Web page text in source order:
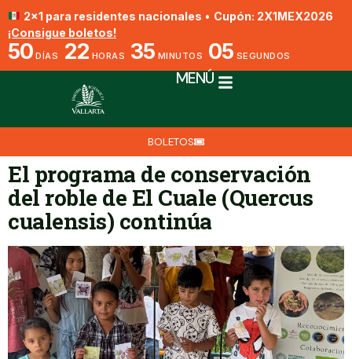
2x1 para residentes nacionales • Cupón: 2X1MEX2026
¡Consigue boletos!
50 DÍAS 22 HORAS 35 MINUTOS 05 SEGUNDOS
MENÚ
BOLETOS
El programa de conservación
del roble de El Cuale (Quercus
cualensis) continúa